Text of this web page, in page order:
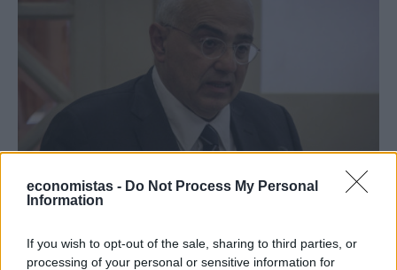
economistas - Do Not Process My Personal
Information
If you wish to opt-out of the sale, sharing to third parties, or
processing of your personal or sensitive information for
ΕΠΙΧΕΙΡΗΣΕΙΣ
SMERC